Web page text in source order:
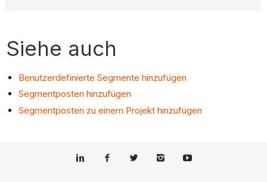
Siehe auch
Benutzerdefinierte Segmente hinzufügen
Segmentposten hinzufügen
Segmentposten zu einem Projekt hinzufügen